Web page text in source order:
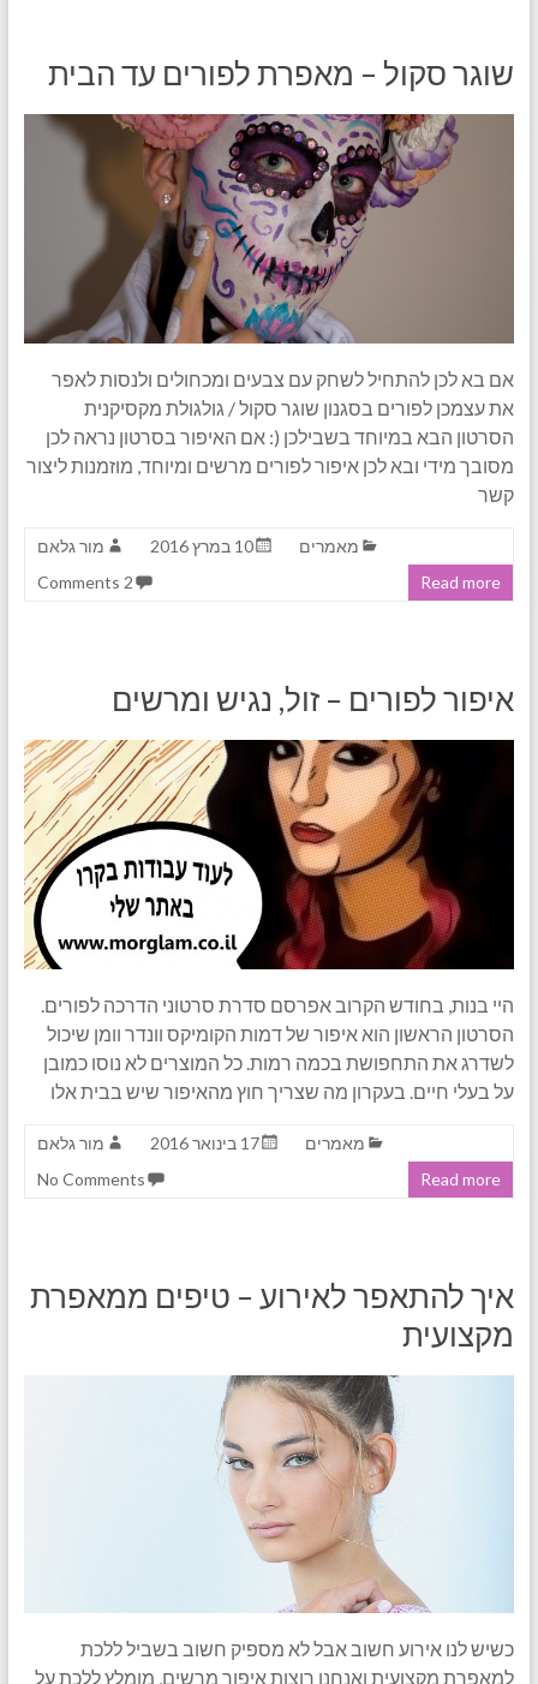
שוגר סקול – מאפרת לפורים עד הבית
אם בא לכן להתחיל לשחק עם צבעים ומכחולים ולנסות לאפר
את עצמכן לפורים בסגנון שוגר סקול / גולגולת מקסיקנית
הסרטון הבא במיוחד בשבילכן (: אם האיפור בסרטון נראה לכן
מסובך מידי ובא לכן איפור לפורים מרשים ומיוחד, מוזמנות ליצור
קשר
מור גלאם 10 במרץ 2016
מאמרים
2 Comments
Read more
איפור לפורים – זול, נגיש ומרשים
היי בנות, בחודש הקרוב אפרסם סדרת סרטוני הדרכה לפורים.
הסרטון הראשון הוא איפור של דמות הקומיקס וונדר וומן שיכול
לשדרג את התחפושת בכמה רמות. כל המוצרים לא נוסו כמובן
על בעלי חיים. בעקרון מה שצריך חוץ מהאיפור שיש בבית אלו
מור גלאם 17 בינואר 2016
מאמרים
No Comments
Read more
איך להתאפר לאירוע – טיפים ממאפרת
מקצועית
כשיש לנו אירוע חשוב אבל לא מספיק חשוב בשביל ללכת
למאפרת מקצועית ואנחנו רוצות איפור מרשים, מומלץ ללכת על